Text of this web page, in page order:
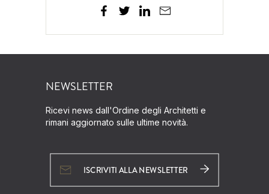
NEWSLETTER
Ricevi news dall'Ordine degli Architetti e
rimani aggiornato sulle ultime novità.
ISCRIVITI ALLA NEWSLETTER